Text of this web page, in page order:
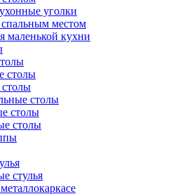
уголки
местом
маленькой кухни
столы
столы
столы
столы
стулья